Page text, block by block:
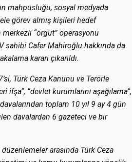
mahpusluğu, sosyal medyada
görev almış kişileri hedef
merkezli “örgüt” operasyonu
sahibi Cafer Mahiroğlu hakkında da
kararı çıkarıldı.
Türk Ceza Kanunu ve Terörle
“devlet kurumlarını aşağılama”,
toplam 10 yıl 9 ay 4 gün
davalardan 6 gazeteci ve bir
arasında Türk Ceza